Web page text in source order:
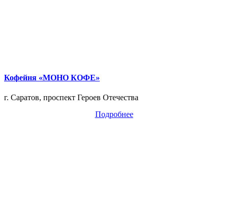
Кофейня «МОНО КОФЕ»
г. Саратов, проспект Героев Отечества
Подробнее